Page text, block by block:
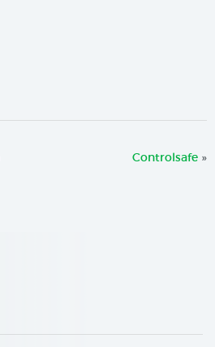
Controlsafe »